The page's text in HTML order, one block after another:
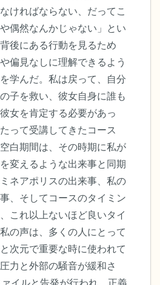
ければならない、だってこ
偶然なんかじゃない」とい
後にある行動を見るため
偏見なしに理解できるよう
学んだ。私は戻って、自分
子を救い、彼女自身に誰も
女を肯定する必要があっ
って受講してきたコース
白期間は、その時期に私が
変えるような出来事と同期
ネアポリスの出来事、私の
、そしてコースのタイミン
これ以上ないほど良いタイ
の声は、多くの人にとって
次元で重要な時に使われて
力と外部の騒音が緩和さ
イルと告発が行われ、正義